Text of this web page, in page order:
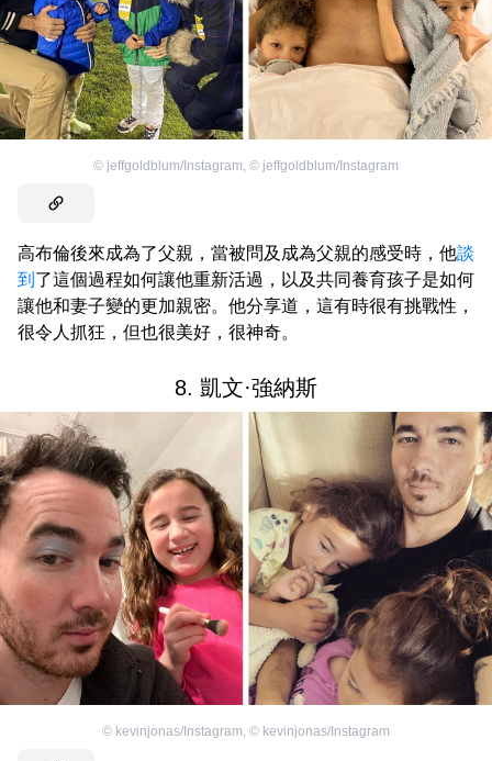
© jeffgoldblum/Instagram, © jeffgoldblum/Instagram
高布倫後來成為了父親，當被問及成為父親的感受時，他談
到 了這個過程如何讓他重新活過，以及共同養育孩子是如何
讓他和妻子變的更加親密。他分享道，這有時很有挑戰性，
很令人抓狂，但也很美好，很神奇。
8. 凱文·強納斯
© kevinjonas/Instagram, © kevinjonas/Instagram